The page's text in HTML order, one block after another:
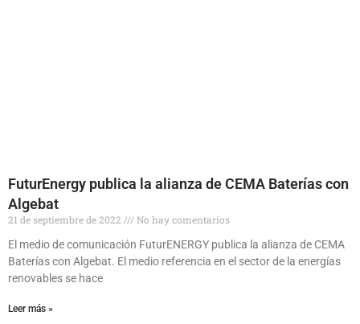
FuturEnergy publica la alianza de CEMA Baterías con
Algebat
21 de septiembre de 2022
No hay comentarios
El medio de comunicación FuturENERGY publica la alianza de CEMA
Baterías con Algebat. El medio referencia en el sector de la energías
renovables se hace
Leer más »